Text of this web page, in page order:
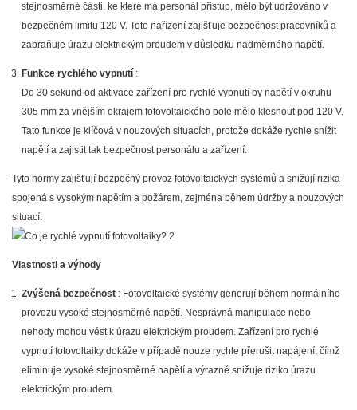
stejnosměrné části, ke které má personál přístup, mělo být udržováno v
bezpečném limitu 120 V. Toto nařízení zajišťuje bezpečnost pracovníků a
zabraňuje úrazu elektrickým proudem v důsledku nadměrného napětí.
Funkce rychlého vypnutí :
Do 30 sekund od aktivace zařízení pro rychlé vypnutí by napětí v okruhu
305 mm za vnějším okrajem fotovoltaického pole mělo klesnout pod 120 V.
Tato funkce je klíčová v nouzových situacích, protože dokáže rychle snížit
napětí a zajistit tak bezpečnost personálu a zařízení.
Tyto normy zajišťují bezpečný provoz fotovoltaických systémů a snižují rizika
spojená s vysokým napětím a požárem, zejména během údržby a nouzových
situací.
Vlastnosti a výhody
Zvýšená bezpečnost : Fotovoltaické systémy generují během normálního
provozu vysoké stejnosměrné napětí. Nesprávná manipulace nebo
nehody mohou vést k úrazu elektrickým proudem. Zařízení pro rychlé
vypnutí fotovoltaiky dokáže v případě nouze rychle přerušit napájení, čímž
eliminuje vysoké stejnosměrné napětí a výrazně snižuje riziko úrazu
elektrickým proudem.